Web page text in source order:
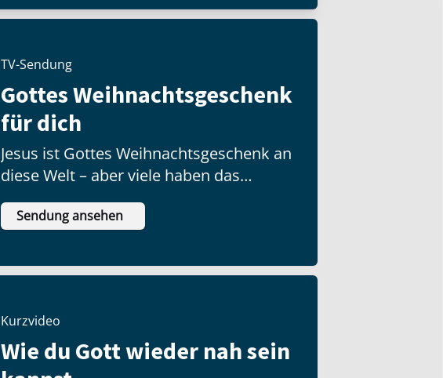
TV-Sendung
Gottes Weihnachtsgeschenk
für dich
Jesus ist Gottes Weihnachtsgeschenk an
diese Welt – aber viele haben das
Geschenk noch nicht ausgepackt!
Sendung ansehen
Kurzvideo
Wie du Gott wieder nah sein